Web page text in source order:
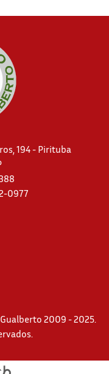
194 - Pirituba
0977
2009 - 2025.